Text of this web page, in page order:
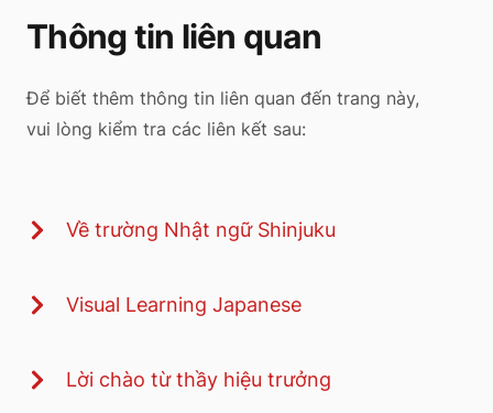
Thông tin liên quan
Để biết thêm thông tin liên quan đến trang này,
vui lòng kiểm tra các liên kết sau:
Về trường Nhật ngữ Shinjuku
Visual Learning Japanese
Lời chào từ thầy hiệu trưởng